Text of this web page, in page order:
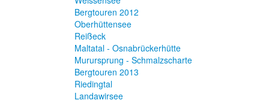
Bergtouren 2012
Oberhüttensee
Reißeck
Maltatal - Osnabrückerhütte
Murursprung - Schmalzscharte
Bergtouren 2013
Riedingtal
Landawirsee